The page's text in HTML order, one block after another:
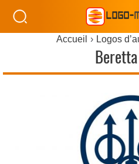
Accueil Logos